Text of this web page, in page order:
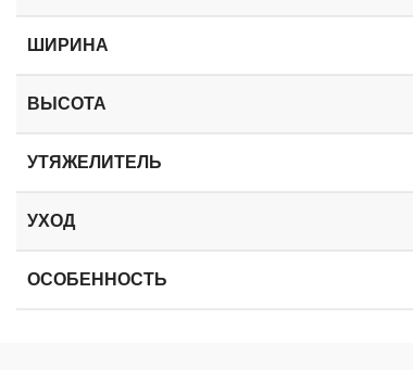
ШИРИНА
ВЫСОТА
УТЯЖЕЛИТЕЛЬ
УХОД
ОСОБЕННОСТЬ